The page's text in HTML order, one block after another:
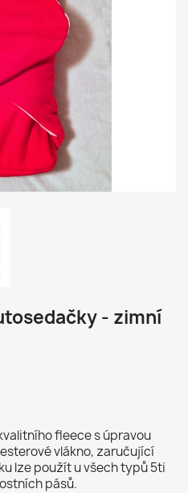
- zimní
fleece s úpravou
vlákno, zaručující
lze použít u všech typů 5ti
pásů.